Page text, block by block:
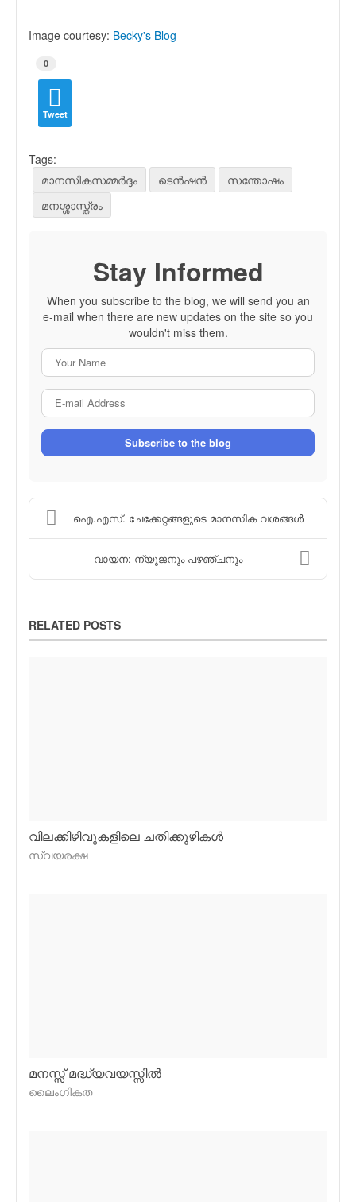
Image courtesy: Becky's Blog
0
Tweet
Tags:
മാനസികസമ്മര്‍ദ്ദം
ടെന്‍ഷന്‍
സന്തോഷം
മനശ്ശാസ്ത്രം
Stay Informed
When you subscribe to the blog, we will send you an
e-mail when there are new updates on the site so you
wouldn't miss them.
Subscribe to the blog
ഐ.എസ്. ചേക്കേറ്റങ്ങളുടെ മാനസിക വശങ്ങള്‍
വായന: ന്യൂജനും പഴഞ്ചനും
RELATED POSTS
വിലക്കിഴിവുകളിലെ ചതിക്കുഴികള്‍
സ്വയരക്ഷ
മനസ്സ് മദ്ധ്യവയസ്സില്‍
ലൈംഗികത